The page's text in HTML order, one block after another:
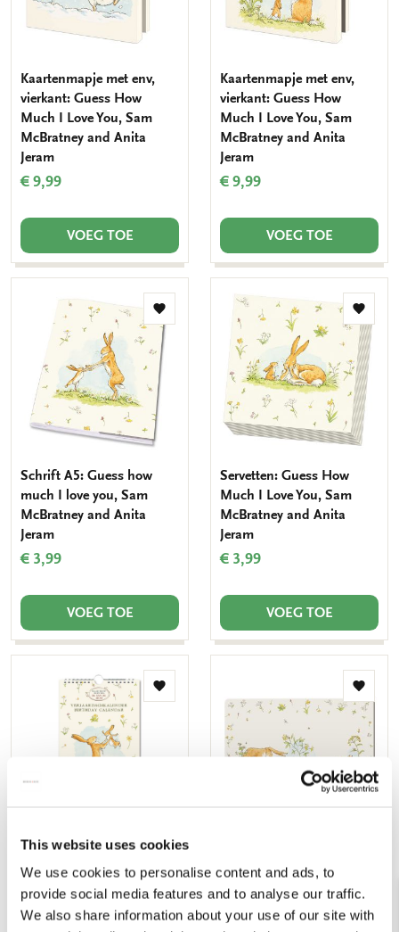
This website uses cookies
We use cookies to personalise content and ads, to
provide social media features and to analyse our traffic.
We also share information about your use of our site with
Kaartenmapje met env,
vierkant: Guess How
Much I Love You, Sam
McBratney and Anita
Jeram
€ 9,99
VOEG TOE
Kaartenmapje met env,
vierkant: Guess How
Much I Love You, Sam
McBratney and Anita
Jeram
€ 9,99
VOEG TOE
Toevoegen
aan
verlanglijst
Schrift A5: Guess how
much I love you, Sam
McBratney and Anita
Jeram
€ 3,99
VOEG TOE
aan
Servetten: Guess How
Much I Love You, Sam
McBratney and Anita
Jeram
€ 3,99
VOEG TOE
Toevoegen
Verjaardagskalender:
Guess How Much i Love
You, Sam McBratney,
Anita Jeram
aan
Much I Love You, Sam
McBratney and Anita
Jeram